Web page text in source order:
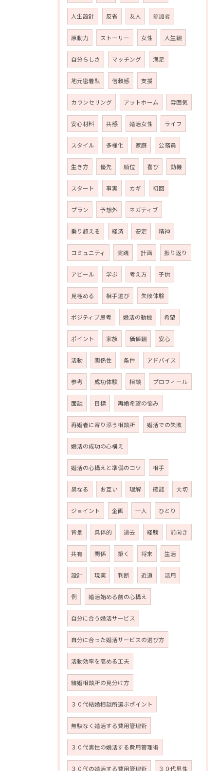
人生設計 反省 友人 参加者
原動力 ストーリー 女性 人生観
自分らしさ マッチング 満足
地元密着型 信頼感 支援
カウンセリング アットホーム 雰囲気
安心材料 共感 婚活女性 ライフ
スタイル 多様化 家庭 公務員
生き方 優先 順位 喜び 動機
スタート 事実 カギ 初回
プラン 予想外 ネガティブ
乗り超える 経済 安定 精神
コミュニティ 実践 計画 振り返り
アピール 学ぶ 考え方 子供
見極める 相手選び 失敗体験
ポジティブ思考 婚活の動機 希望
ポイント 家族 価値観 安心
活動 関係性 条件 アドバイス
参考 成功体験 相談 プロフィール
面談 目標 再婚希望の悩み
再婚者に寄り添う相談所 婚活での失敗
婚活の成功の心構え
婚活の心構えと準備のコツ 相手
異なる お互い 理解 確認 大切
ジョイント 企画 一人 ひとり
背景 具体的 過去 経験 前向き
共有 関係 築く 将来 生活
設計 現実 判断 近道 活用
例 婚活始める前の心構え
自分に合う婚活サービス
自分に合った婚活サービスの選び方
活動効率を高める工夫
結婚相談所の見分け方
３０代結婚相談所選ぶポイント
無駄なく婚活する費用管理術
３０代男性の婚活する費用管理術
３０代の婚活する費用管理術 ３０代男性